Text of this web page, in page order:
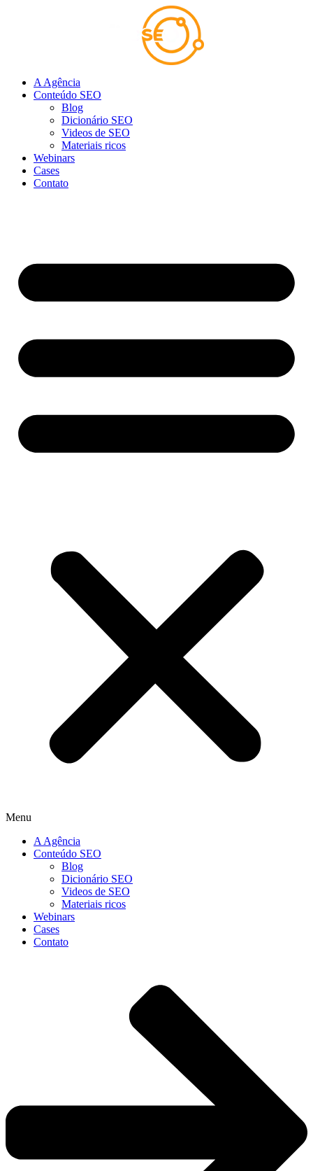
A Agência
Conteúdo SEO
Blog
Dicionário SEO
Videos de SEO
Materiais ricos
Webinars
Cases
Contato
Menu
A Agência
Conteúdo SEO
Blog
Dicionário SEO
Videos de SEO
Materiais ricos
Webinars
Cases
Contato